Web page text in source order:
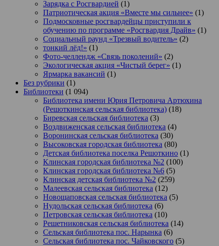
Зарядка с Росгвардией (1)
Патриотическая акция «Вместе мы сильнее» (1)
Подмосковные росгвардейцы приступили к
обучению по программе «Росгвардия Драйв» (1)
Социальный раунд «Трезвый водитель» (2)
тонкий лёд!» (1)
Фото-челлендж «Связь поколений» (2)
Экологическая акция «Чистый берег» (1)
Ярмарка вакансий (1)
Без рубрики (1)
Библиотеки (1 094)
Библиотека имени Юрия Петровича Артюхина
(Решоткинская сельская библиотека) (18)
Биревская сельская библиотека (3)
Воздвиженская сельская библиотека (4)
Воронинская сельская библиотека (30)
Высоковская городская библиотека (80)
Детская библиотека поселка Решоткино (1)
Клинская городская библиотека №2 (100)
Клинская городская библиотека №6 (5)
Клинская детская библиотека №2 (259)
Малеевская сельская библиотека (12)
Новощаповская сельская библиотека (5)
Нудольская сельская библиотека (6)
Петровская сельская библиотека (10)
Решетниковская сельская библиотека (14)
Сельская библиотека пос. Нарынка (6)
Сельская библиотека пос. Чайковского (5)